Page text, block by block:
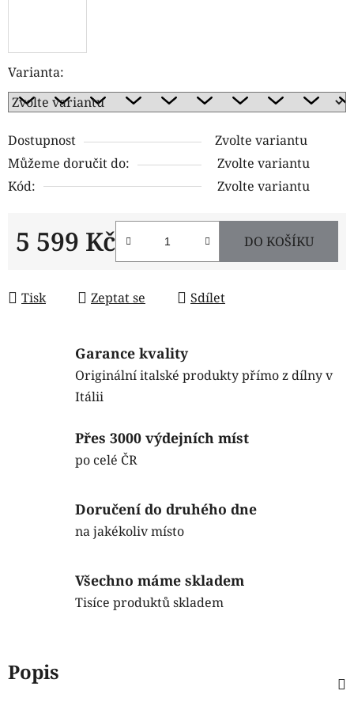
Varianta:
Dostupnost
Zvolte variantu
Můžeme doručit do:
Zvolte variantu
Kód:
Zvolte variantu
5 599 Kč DO KOŠÍKU
Tisk Zeptat se Sdílet
Garance kvality
Originální italské produkty přímo z dílny v
Itálii
Přes 3000 výdejních míst
po celé ČR
Doručení do druhého dne
na jakékoliv místo
Všechno máme skladem
Tisíce produktů skladem
Popis